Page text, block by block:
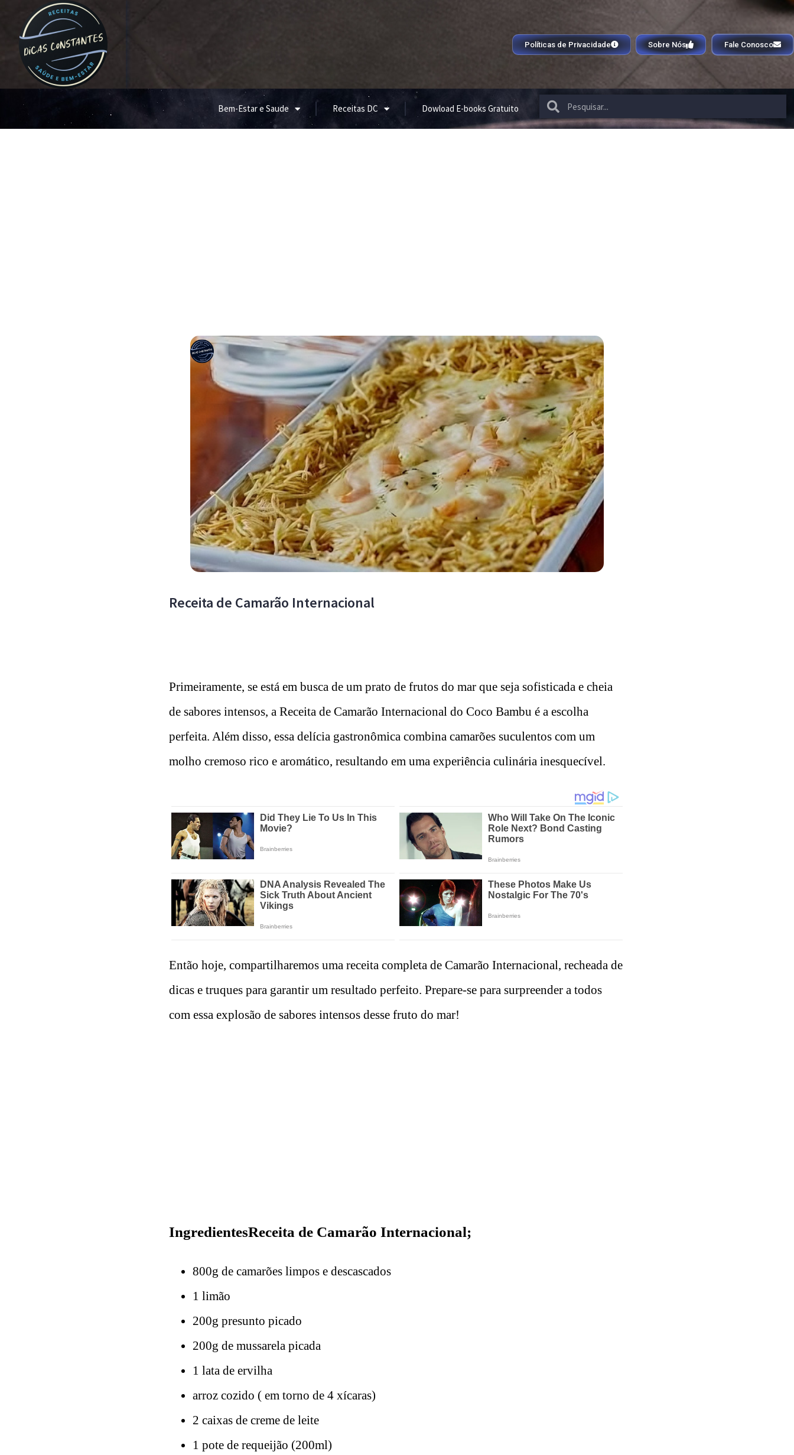
Políticas de Privacidade Sobre Nós Fale Conosco
Bem-Estar e Saude Receitas DC Dowload E-books Gratuito
Receita de Camarão Internacional
Primeiramente, se está em busca de um prato de frutos do mar que seja sofisticada e cheia
de sabores intensos, a Receita de Camarão Internacional do Coco Bambu é a escolha
perfeita. Além disso, essa delícia gastronômica combina camarões suculentos com um
molho cremoso rico e aromático, resultando em uma experiência culinária inesquecível.
Então hoje, compartilharemos uma receita completa de Camarão Internacional, recheada de
dicas e truques para garantir um resultado perfeito. Prepare-se para surpreender a todos
com essa explosão de sabores intensos desse fruto do mar!
IngredientesReceita de Camarão Internacional;
800g de camarões limpos e descascados
1 limão
200g presunto picado
200g de mussarela picada
1 lata de ervilha
arroz cozido ( em torno de 4 xícaras)
2 caixas de creme de leite
1 pote de requeijão (200ml)